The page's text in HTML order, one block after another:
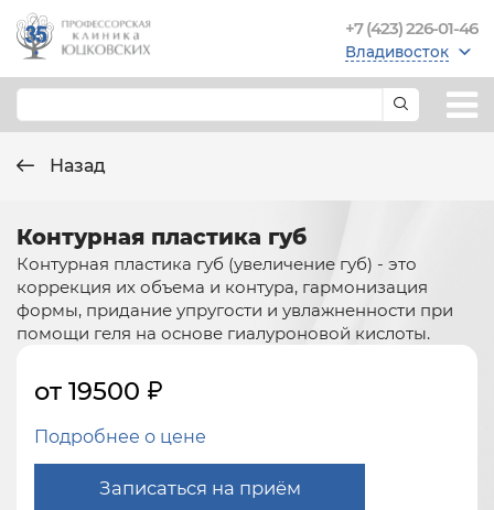
+7 (423) 226-01-46
Владивосток
Назад
Контурная пластика губ
Контурная пластика губ (увеличение губ) - это
коррекция их объема и контура, гармонизация
формы, придание упругости и увлажненности при
помощи геля на основе гиалуроновой кислоты.
от 19500
Подробнее о цене
Записаться на приём